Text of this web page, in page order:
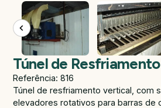
Túnel de
Referência: 816
Túnel de resfriamento vertical, com
elevadores rotativos para barras de